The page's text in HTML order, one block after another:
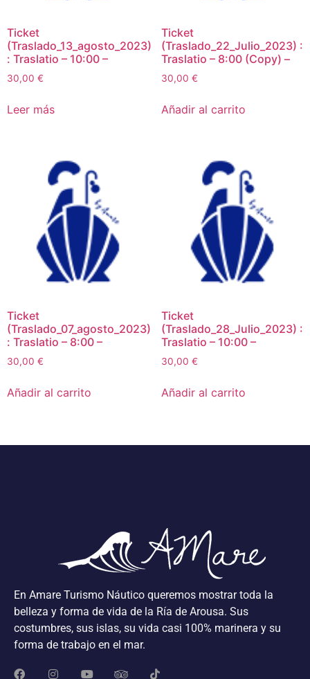
Ticket
(Traslado_13_agosto_2023)
: Traslatio – 10:00 –
30,00 €
Leer más
Ticket
(Traslado_22_Julio_2023) :
Traslatio – 8:00 (Copy) –
30,00 €
Añadir al carrito
Ticket
(Traslado_07_agosto_2023)
: Traslatio – 8:00 –
30,00 €
Añadir al carrito
Ticket
(Traslado_28_Julio_2023) :
Traslatio – 10:00 –
30,00 €
Añadir al carrito
En Amare Turismo Náutico queremos mostrar toda la
belleza y forma de vida de la Ría de Arousa. Sus
costumbres, sus islas, su vida casi 100% marinera y su
forma de trabajo en el mar.